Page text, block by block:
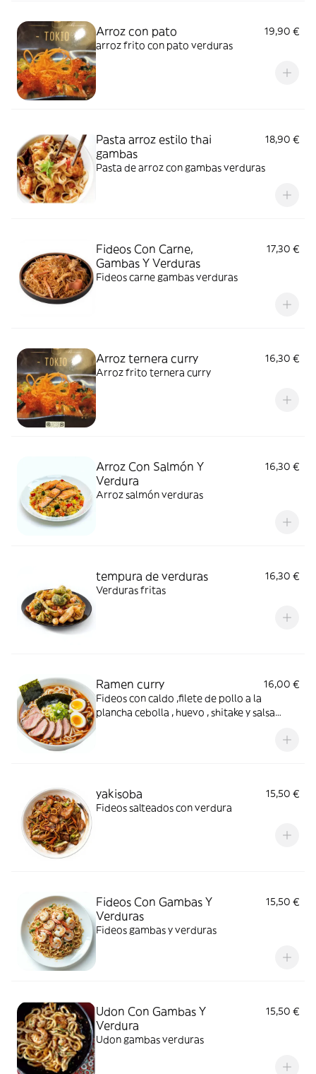
Arroz con pato
19,90 €
arroz frito con pato verduras
Pasta arroz estilo thai
gambas
18,90 €
Pasta de arroz con gambas verduras
Fideos Con Carne,
Gambas Y Verduras
17,30 €
Fideos carne gambas verduras
Arroz ternera curry
16,30 €
Arroz frito ternera curry
Arroz Con Salmón Y
Verdura
16,30 €
Arroz salmón verduras
tempura de verduras
16,30 €
Verduras fritas
Ramen curry
16,00 €
Fideos con caldo ,filete de pollo a la
plancha cebolla , huevo , shitake y salsa
yakisoba
15,50 €
Fideos salteados con verdura
Fideos Con Gambas Y
Verduras
15,50 €
Fideos gambas y verduras
Udon Con Gambas Y
Verdura
15,50 €
Udon gambas verduras